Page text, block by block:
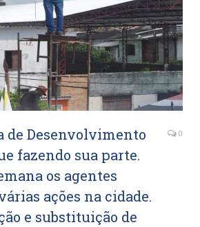
de Desenvolvimento
fazendo sua parte.
os agentes
ações na cidade.
e substituição de
0